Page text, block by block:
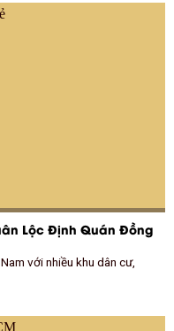
Lộc Định Quán Đồng
với nhiều khu dân cư,